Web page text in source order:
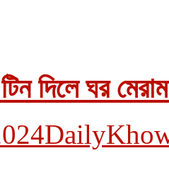
দিলে ঘর